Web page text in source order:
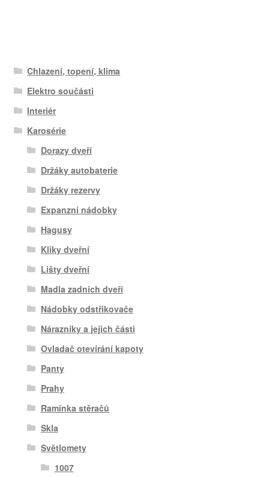
Chlazení, topení, klima
Elektro součásti
Interiér
Karosérie
Dorazy dveří
Držáky autobaterie
Držáky rezervy
Expanzní nádobky
Hagusy
Kliky dveřní
Lišty dveřní
Madla zadních dveří
Nádobky odstřikovače
Nárazníky a jejich části
Ovladač otevírání kapoty
Panty
Prahy
Ramínka stěračů
Skla
Světlomety
1007